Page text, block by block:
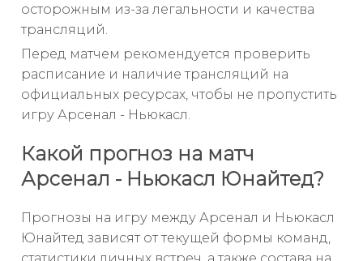
осторожным из-за легальности и качества
трансляций.
Перед матчем рекомендуется проверить
расписание и наличие трансляций на
официальных ресурсах, чтобы не пропустить
игру Арсенал - Ньюкасл.
Какой прогноз на матч
Арсенал - Ньюкасл Юнайтед?
Прогнозы на игру между Арсенал и Ньюкасл
Юнайтед зависят от текущей формы команд,